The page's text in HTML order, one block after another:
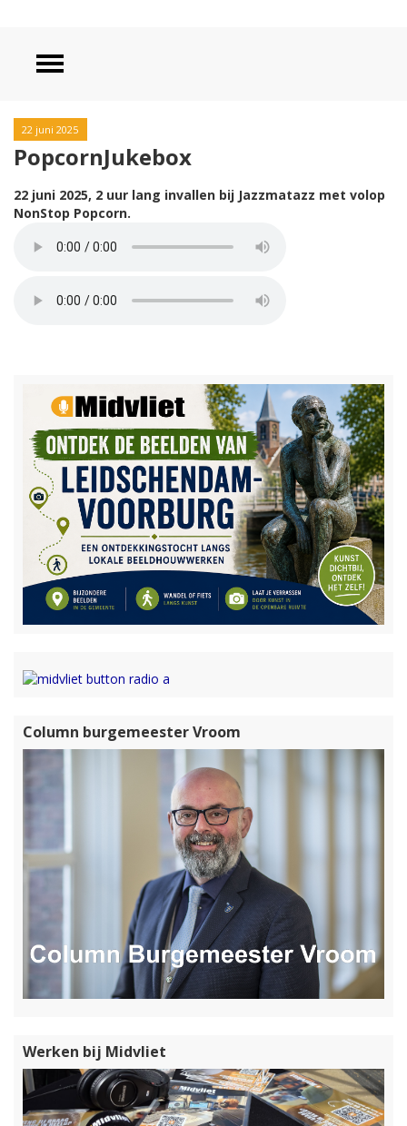
22 juni 2025
PopcornJukebox
22 juni 2025, 2 uur lang invallen bij Jazzmatazz met volop
NonStop Popcorn.
Column burgemeester Vroom
Werken bij Midvliet